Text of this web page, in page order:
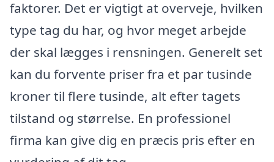
faktorer. Det er vigtigt at overveje, hvilken
type tag du har, og hvor meget arbejde
der skal lægges i rensningen. Generelt set
kan du forvente priser fra et par tusinde
kroner til flere tusinde, alt efter tagets
tilstand og størrelse. En professionel
firma kan give dig en præcis pris efter en